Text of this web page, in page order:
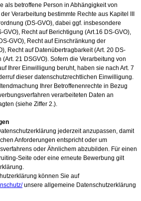
als betroffene Person in Abhängigkeit von
Verarbeitung bestimmte Rechte aus Kapitel III
(DS-GVO), dabei ggf. insbesondere
GVO), Recht auf Berichtigung (Art.16 DS-GVO),
GVO), Recht auf Einschränkung der
Recht auf Datenübertragbarkeit (Art. 20 DS-
21 DSGVO). Sofern die Verarbeitung von
Ihrer Einwilligung beruht, haben sie nach Art. 7
dieser datenschutzrechtlichen Einwilligung.
Ihrer Betroffenenrechte in Bezug
verarbeiteten Daten an
(siehe Ziffer 2.).
jederzeit anzupassen, damit
Anforderungen entspricht oder um
oder Ähnlichem abzubilden. Für einen
Seite oder eine erneute Bewerbung gilt
können Sie auf
unsere allgemeine Datenschutzerklärung